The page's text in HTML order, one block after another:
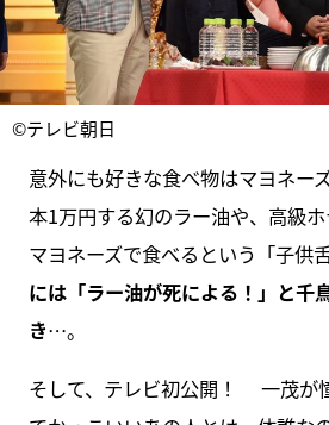
©テレビ朝日
意外にも好きな食べ物はマヨネー
本1万円する幻のラー油や、高級
マヨネーズで食べるという「子供
には「ラー油が死による！」と千
き…。
そして、テレビ初公開！ 一茂が